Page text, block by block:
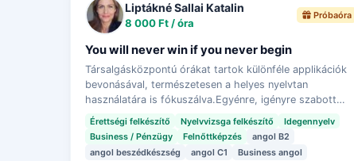
Liptákné Sallai Katalin
8 000 Ft / óra
Próbaóra
You will never win if you never begin
Társalgásközpontú órákat tartok különféle applikációk
bevonásával, természetesen a helyes nyelvtan
használatára is fókuszálva.Egyénre, igényre szabott
órákat tartok, nem ragaszkodom egy adott kurzusk…
Érettségi felkészítő Nyelvvizsga felkészítő
Idegennyelv
Business / Pénzügy
Felnőttképzés
angol B2
angol beszédkészség
angol C1 Business angol